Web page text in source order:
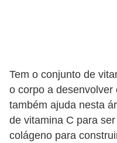
Tem o conjunto de
o corpo a desenvolver
também ajuda nesta
de vitamina C para
colágeno para